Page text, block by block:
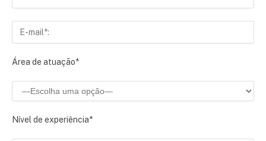
Área de atuação*
Nível de experiência*